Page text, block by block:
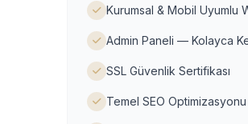
Kurumsal & Mobil Uyumlu
Admin Paneli — Kolayca
SSL Güvenlik Sertifikası
Temel SEO